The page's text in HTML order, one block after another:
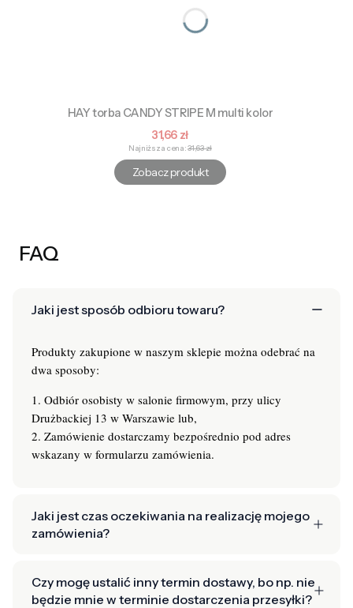
HAY torba CANDY STRIPE M multi kolor
Cena promocyjna
31,66 zł
Najniższa cena: 31,63 zł
Zobacz produkt
FAQ
Jaki jest sposób odbioru towaru?
Produkty zakupione w naszym sklepie można odebrać na
dwa sposoby:
1. Odbiór osobisty w salonie firmowym, przy ulicy
Drużbackiej 13 w Warszawie lub,
2. Zamówienie dostarczamy bezpośrednio pod adres
wskazany w formularzu zamówienia.
Jaki jest czas oczekiwania na realizację mojego
zamówienia?
Czy mogę ustalić inny termin dostawy, bo np. nie
będzie mnie w terminie dostarczenia przesyłki?